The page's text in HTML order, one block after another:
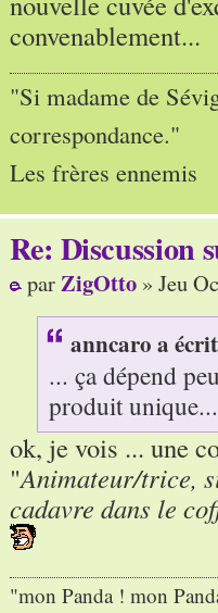
convenablement...
"Si madame de
correspondance."
Les frères ennemis
Re: Discussion
parZigOtto » Jeu
anncaro a
... ça dépend
produit unique...
ok, je vois ... une
"Animateur/trice,
cadavre dans le
"mon Panda ! mon